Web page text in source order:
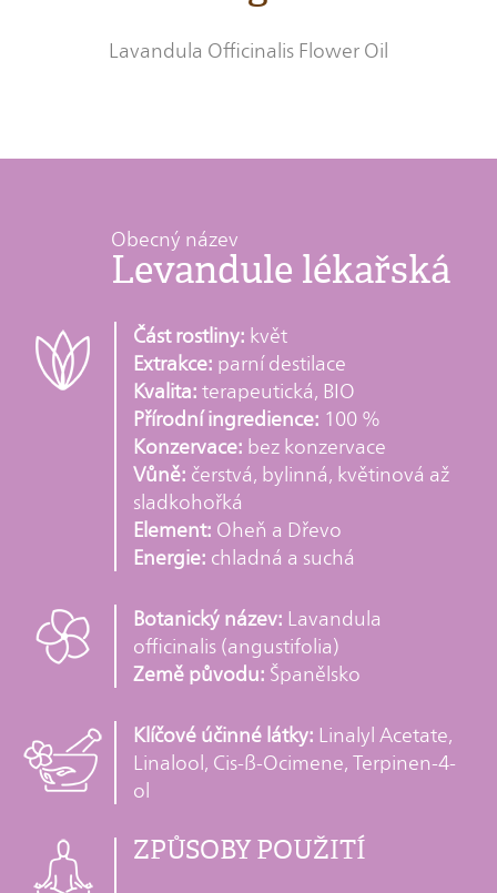
Lavandula Officinalis Flower Oil
Obecný název
Levandule lékařská
Část rostliny: květ
Extrakce: parní destilace
Kvalita: terapeutická, BIO
Přírodní ingredience: 100 %
Konzervace: bez konzervace
Vůně: čerstvá, bylinná, květinová až
sladkohořká
Element: Oheň a Dřevo
Energie: chladná a suchá
Botanický název: Lavandula
officinalis (angustifolia)
Země původu: Španělsko
Klíčové účinné látky: Linalyl Acetate,
Linalool, Cis-ß-Ocimene, Terpinen-4-
ol
ZPŮSOBY POUŽITÍ